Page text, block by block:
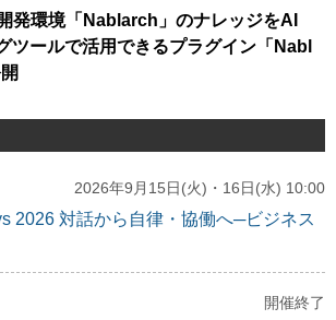
発環境「Nablarch」のナレッジをAI
ツールで活用できるプラグイン「Nabl
2026年9月15日(火)・16日(水) 10:00
2026 対話から自律・協働へ─ビジネス
開催終了